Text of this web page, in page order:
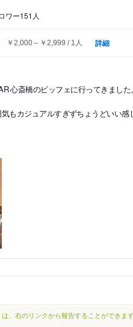
ワー151人
￥2,000～￥2,999 1人 詳細
心斎橋のビッフェに行ってきました。
もカジュアルすぎずちょうどいい
、右のリンクから報告することができます